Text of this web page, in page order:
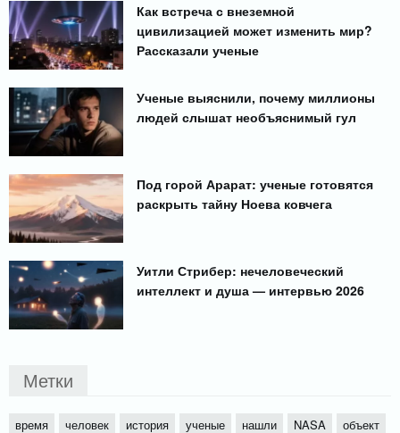
Как встреча с внеземной
цивилизацией может изменить мир?
Рассказали ученые
Ученые выяснили, почему миллионы
людей слышат необъяснимый гул
Под горой Арарат: ученые готовятся
раскрыть тайну Ноева ковчега
Уитли Стрибер: нечеловеческий
интеллект и душа — интервью 2026
Метки
время человек история ученые нашли NASA объект